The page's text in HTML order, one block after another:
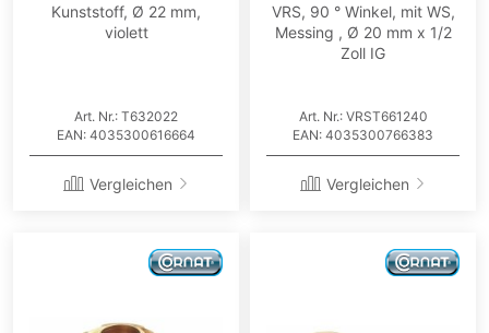
Kunststoff, Ø 22 mm,
violett
Art. Nr.: T632022
EAN: 4035300616664
Vergleichen
VRS, 90 ° Winkel, mit WS,
Messing , Ø 20 mm x 1/2
Zoll IG
Art. Nr.: VRST661240
EAN: 4035300766383
Vergleichen